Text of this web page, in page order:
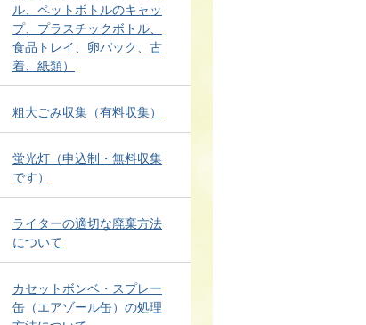
ル、ペットボトルのキャッ
プ、プラスチックボトル、
食品トレイ、卵パック、古
着、紙類）
粗大ごみ収集（有料収集）
蛍光灯（申込制・無料収集
です）
ライターの適切な廃棄方法
について
カセットボンベ・スプレー
缶（エアゾール缶）の処理